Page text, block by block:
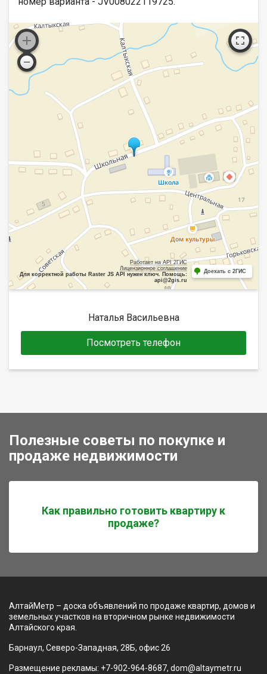
Работает на API 2ГИС
Лицензионное соглашение
Для корректной работы Raster JS API нужен ключ. Помощь:
api@2gis.ru
Доехать с 2ГИС
Наталья Васильевна
Посмотреть телефон
Полезные советы по покупке и
продаже недвижимости
Как правильно готовить квартиру к
продаже?
АлтайМетр – доска объявлений по продаже квартир, домов и
земельных участков на вторичном рынке недвижимости
Алтайского края.
Барнаул, Северо-Западная, 28Б, офис 26
Размещение рекламы: +7-902-964-8687, dom@altaymetr.ru